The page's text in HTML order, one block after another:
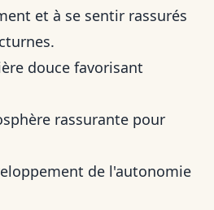
et à se sentir rassurés
douce favorisant
rassurante pour
de l'autonomie